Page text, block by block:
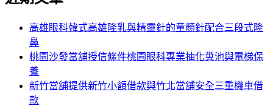
高雄眼科韓式高雄隆乳與精靈針的童顏針配合三段式隆
鼻
桃園沙發當舖授信條件桃園眼科專業抽化糞池與電梯保
養
新竹當舖提供新竹小額借款與竹北當舖安全三重機車借
款